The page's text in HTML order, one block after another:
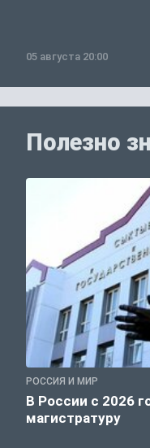
05 августа 20:00
Полезно
РОССИЯ И МИР
В России с 2026
магистратуру